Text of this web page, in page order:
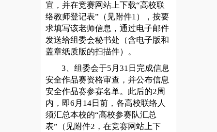
宜，并在竞赛网站上下载“高校联
络教师登记表”（见附件1），按要
求填写该老师信息，通过电子邮件
发送给组委会秘书处（含电子版和
盖章纸质版的扫描件）。
3、组委会于5月31日完成信息
安全作品赛资格审查，并公布信息
安全作品赛参赛名单。此后的2周
内，即6月14日前，各高校联络人
须汇总本校的“高校参赛队汇总
表”（见附件2，在竞赛网站上下